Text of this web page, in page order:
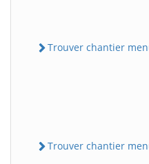
Trouver chantier
Trouver chantier